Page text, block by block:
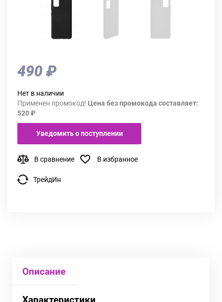
490 ₽
Нет в наличии
Применен промокод! Цена без промокода составляет:
520 ₽
Уведомить о поступлении
В сравнение В избранное
ТрейдИн
Описание
Характеристики